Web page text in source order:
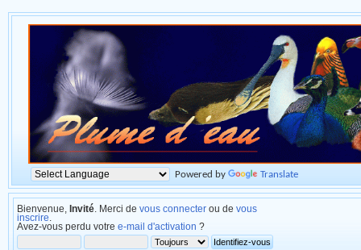
Powered by Translate
Bienvenue, Invité . Merci de vous connecter ou de vous
inscrire
Avez-vous perdu votre e-mail d'activation ?